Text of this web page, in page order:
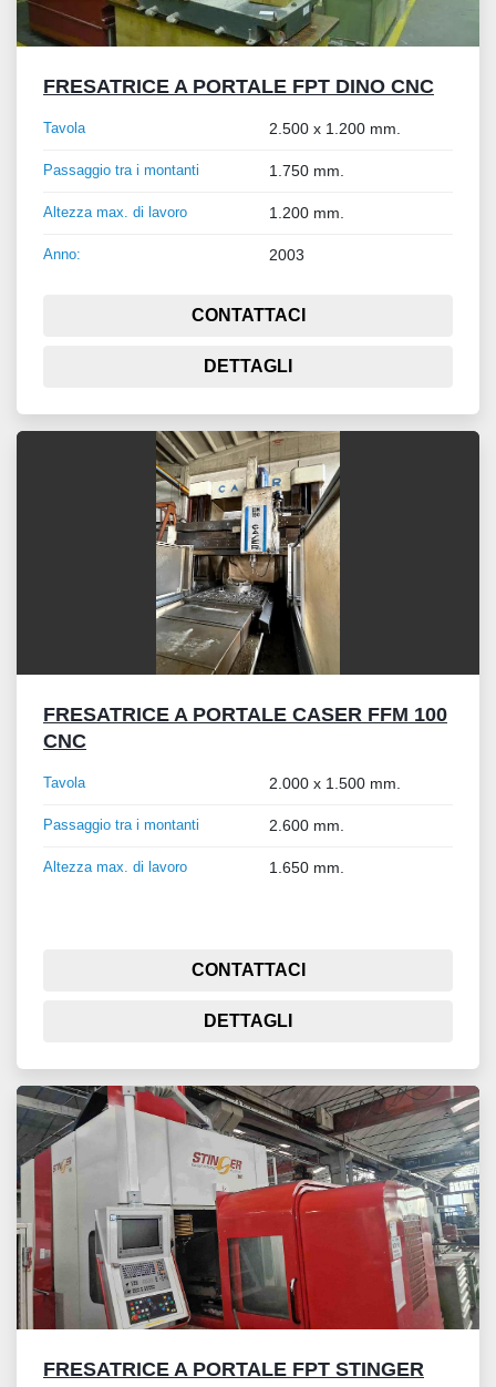
FRESATRICE A PORTALE FPT DINO CNC
Tavola 2.500 x 1.200 mm.
Passaggio tra i montanti 1.750 mm.
Altezza max. di lavoro 1.200 mm.
Anno: 2003
CONTATTACI
DETTAGLI
FRESATRICE A PORTALE CASER FFM 100
CNC
Tavola 2.000 x 1.500 mm.
Passaggio tra i montanti 2.600 mm.
Altezza max. di lavoro 1.650 mm.
CONTATTACI
DETTAGLI
FRESATRICE A PORTALE FPT STINGER